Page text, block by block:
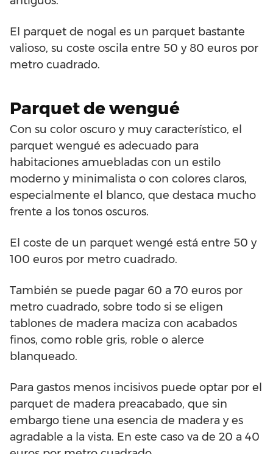
El parquet de nogal es un parquet bastante
valioso, su coste oscila entre 50 y 80 euros por
metro cuadrado.
Parquet de wengué
Con su color oscuro y muy característico, el
parquet wengué es adecuado para
habitaciones amuebladas con un estilo
moderno y minimalista o con colores claros,
especialmente el blanco, que destaca mucho
frente a los tonos oscuros.
El coste de un parquet wengé está entre 50 y
100 euros por metro cuadrado.
También se puede pagar 60 a 70 euros por
metro cuadrado, sobre todo si se eligen
tablones de madera maciza con acabados
finos, como roble gris, roble o alerce
blanqueado.
Para gastos menos incisivos puede optar por el
parquet de madera preacabado, que sin
embargo tiene una esencia de madera y es
agradable a la vista. En este caso va de 20 a 40